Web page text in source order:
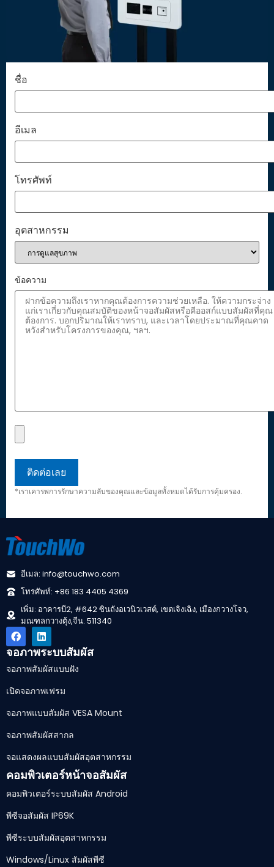
ชื่อ
อีเมล
โทรศัพท์
อุตสาหกรรม
ข้อความ
*เราเคารพการรักษาความลับของคุณและข้อมูลทั้งหมดได้รับการคุ้มครอง.
อีเมล: info@touchwo.com
โทรศัพท์: +86 183 4405 4369
เพิ่ม: อาคารบี2, #642 ซินถังอเวนิวเวสต์, เขตเจิงเฉิง, เมืองกวางโจว,
มณฑลกวางตุ้ง,จีน. 511340
จอภาพระบบสัมผัส
จอภาพสัมผัสแบบฝัง
เปิดจอภาพเฟรม
จอภาพแบบสัมผัส VESA Mount
จอภาพสัมผัสสากล
จอแสดงผลแบบสัมผัสอุตสาหกรรม
คอมพิวเตอร์หน้าจอสัมผัส
คอมพิวเตอร์ระบบสัมผัส Android
พีซีจอสัมผัส IP69K
พีซีระบบสัมผัสอุตสาหกรรม
Windows/Linux สัมผัสพีซี